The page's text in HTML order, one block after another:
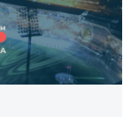
Teamtok.
минут на сети